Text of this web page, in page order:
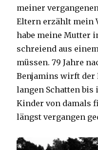
meiner
Eltern erzählt mein
habe meine Mutter
schreiend aus
müssen. 79 Jahre
Benjamins wirft der
langen Schatten bis
Kinder von damals
längst vergangen